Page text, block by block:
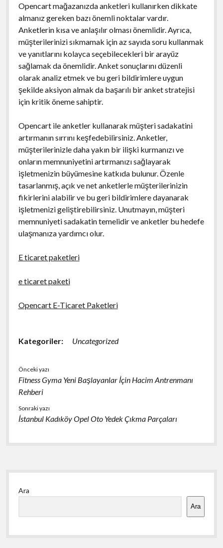
Opencart mağazanızda anketleri kullanırken dikkate
almanız gereken bazı önemli noktalar vardır.
Anketlerin kısa ve anlaşılır olması önemlidir. Ayrıca,
müşterilerinizi sıkmamak için az sayıda soru kullanmak
ve yanıtlarını kolayca seçebilecekleri bir arayüz
sağlamak da önemlidir. Anket sonuçlarını düzenli
olarak analiz etmek ve bu geri bildirimlere uygun
şekilde aksiyon almak da başarılı bir anket stratejisi
için kritik öneme sahiptir.
Opencart ile anketler kullanarak müşteri sadakatini
artırmanın sırrını keşfedebilirsiniz. Anketler,
müşterilerinizle daha yakın bir ilişki kurmanızı ve
onların memnuniyetini artırmanızı sağlayarak
işletmenizin büyümesine katkıda bulunur. Özenle
tasarlanmış, açık ve net anketlerle müşterilerinizin
fikirlerini alabilir ve bu geri bildirimlere dayanarak
işletmenizi geliştirebilirsiniz. Unutmayın, müşteri
memnuniyeti sadakatin temelidir ve anketler bu hedefe
ulaşmanıza yardımcı olur.
E ticaret paketleri
e ticaret paketi
Opencart E-Ticaret Paketleri
Kategoriler: Uncategorized
Önceki yazı
Fitness Gyma Yeni Başlayanlar İçin Hacim Antrenmanı
Rehberi
Sonraki yazı
İstanbul Kadıköy Opel Oto Yedek Çıkma Parçaları
Yan
Menü
Ara
Ara